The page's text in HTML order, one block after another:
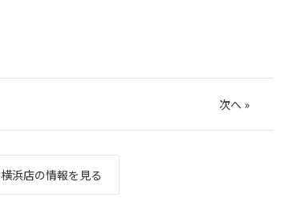
次へ »
横浜店の情報を見る